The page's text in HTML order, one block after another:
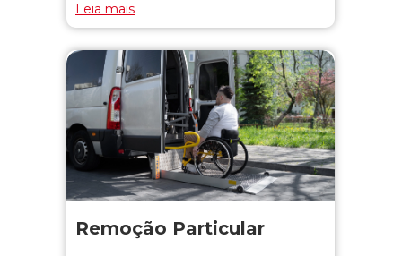
Leia mais
Remoção Particular